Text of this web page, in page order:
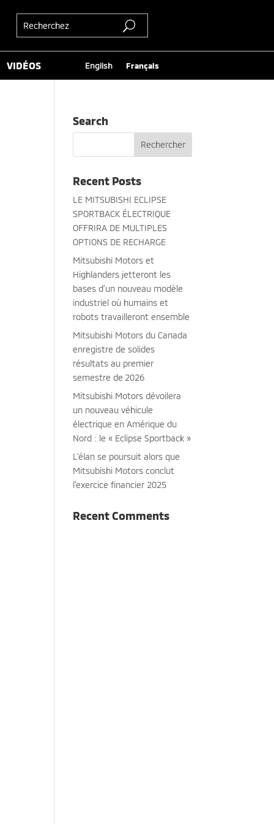
VIDÉOS English Français
Search
Recent Posts
LE MITSUBISHI ECLIPSE
SPORTBACK ÉLECTRIQUE
OFFRIRA DE MULTIPLES
OPTIONS DE RECHARGE
Mitsubishi Motors et
Highlanders jetteront les
bases d’un nouveau modèle
industriel où humains et
robots travailleront ensemble
Mitsubishi Motors du Canada
enregistre de solides
résultats au premier
semestre de 2026
Mitsubishi Motors dévoilera
un nouveau véhicule
électrique en Amérique du
Nord : le « Eclipse Sportback »
L’élan se poursuit alors que
Mitsubishi Motors conclut
l’exercice financier 2025
Recent Comments